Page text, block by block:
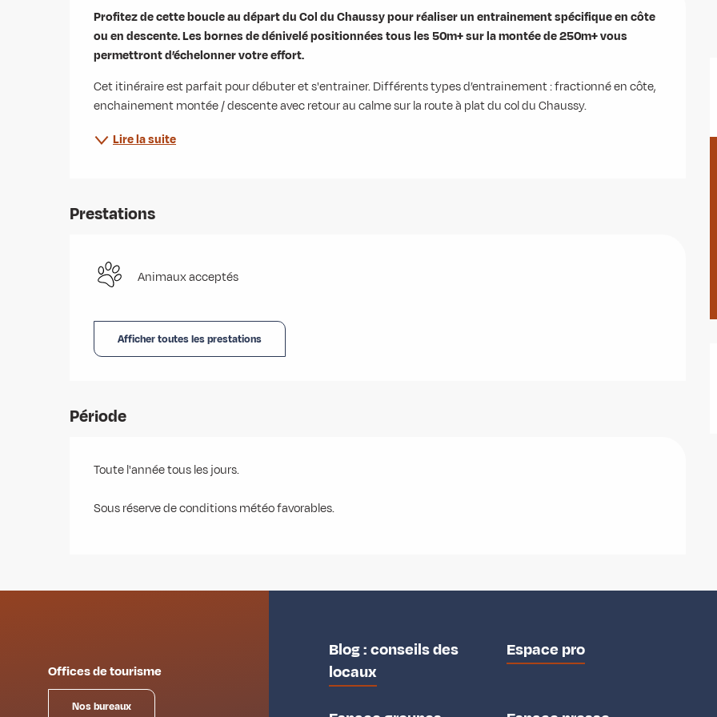
Profitez de cette boucle au départ du Col du Chaussy pour réaliser un entrainement spécifique en côte
ou en descente. Les bornes de dénivelé positionnées tous les 50m+ sur la montée de 250m+ vous
permettront d’échelonner votre effort.
Cet itinéraire est parfait pour débuter et s'entrainer. Différents types d’entrainement : fractionné en côte,
enchainement montée / descente avec retour au calme sur la route à plat du col du Chaussy.
Lire la suite
Prestations
Animaux acceptés
Afficher toutes les prestations
Période
Toute l'année tous les jours.
Sous réserve de conditions météo favorables.
Offices de tourisme
Nos bureaux
Blog : conseils des
locaux
Espace pro